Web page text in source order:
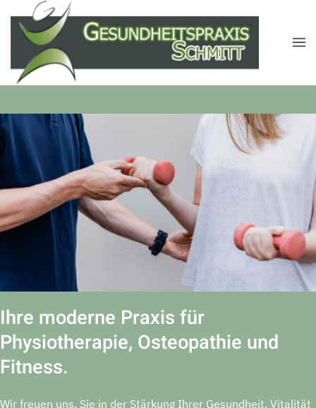
Ihre moderne Praxis für
Physiotherapie, Osteopathie und
Fitness.
Wir freuen uns, Sie in der Stärkung Ihrer Gesundheit, Vitalität